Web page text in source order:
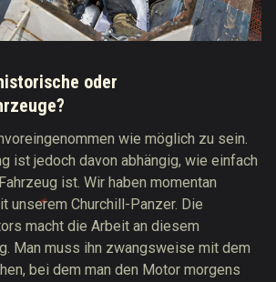
oder
wie möglich zu sein.
ist jedoch davon abhängig, wie einfach
ist. Wir haben momentan
unserem Churchill-Panzer. Die
macht die Arbeit an diesem
Man muss ihn zwangsweise mit dem
bei dem man den Motor morgens